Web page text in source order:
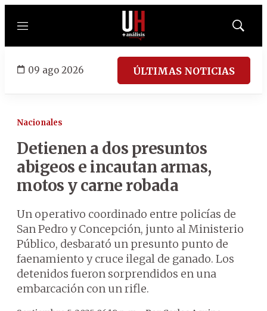
Menú
Mostrar
09 ago 2026 ÚLTIMAS NOTICIAS
Nacionales
Detienen a dos presuntos
abigeos e incautan armas,
motos y carne robada
Un operativo coordinado entre policías de
San Pedro y Concepción, junto al Ministerio
Público, desbarató un presunto punto de
faenamiento y cruce ilegal de ganado. Los
detenidos fueron sorprendidos en una
embarcación con un rifle.